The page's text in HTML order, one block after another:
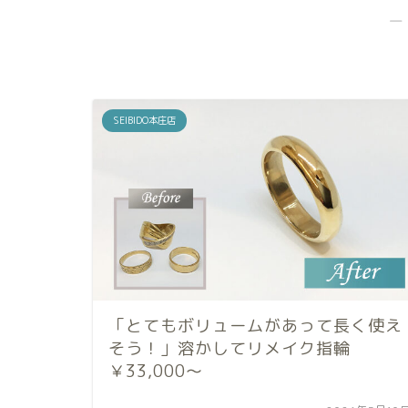
―
SEIBIDO本庄店
「とてもボリュームがあって長く使え
そう！」溶かしてリメイク指輪
￥33,000～